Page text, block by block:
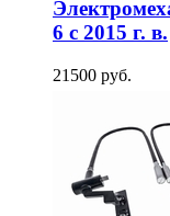
6 с 2015 г. в.
21500 руб.